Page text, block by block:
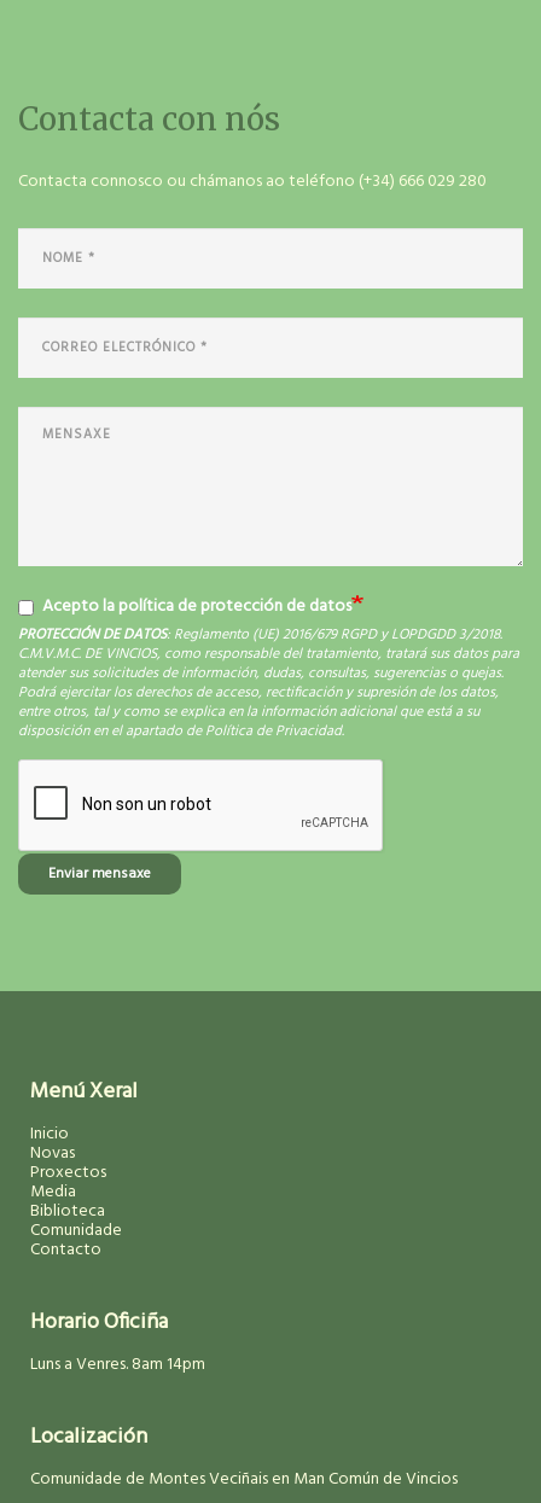
Contacta con nós
Contacta connosco ou chámanos ao teléfono (+34) 666 029 280
Acepto la política de protección de datos
PROTECCIÓN DE DATOS: Reglamento (UE) 2016/679 RGPD y LOPDGDD 3/2018.
C.M.V.M.C. DE VINCIOS, como responsable del tratamiento, tratará sus datos para
atender sus solicitudes de información, dudas, consultas, sugerencias o quejas.
Podrá ejercitar los derechos de acceso, rectificación y supresión de los datos,
entre otros, tal y como se explica en la información adicional que está a su
disposición en el apartado de Política de Privacidad.
Enviar mensaxe
Menú Xeral
Inicio
Novas
Proxectos
Media
Biblioteca
Comunidade
Contacto
Horario Oficiña
Luns a Venres. 8am 14pm
Localización
Comunidade de Montes Veciñais en Man Común de Vincios